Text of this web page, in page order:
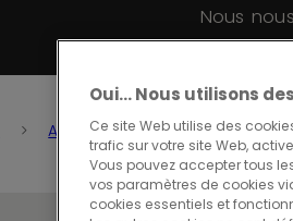
Nous
Alternate Alternate 232
Oui… Nous utilisons
Ce site Web utilise des
trafic sur votre site Web,
Vous pouvez accepter tous
vos paramètres de cookies
cookies essentiels et